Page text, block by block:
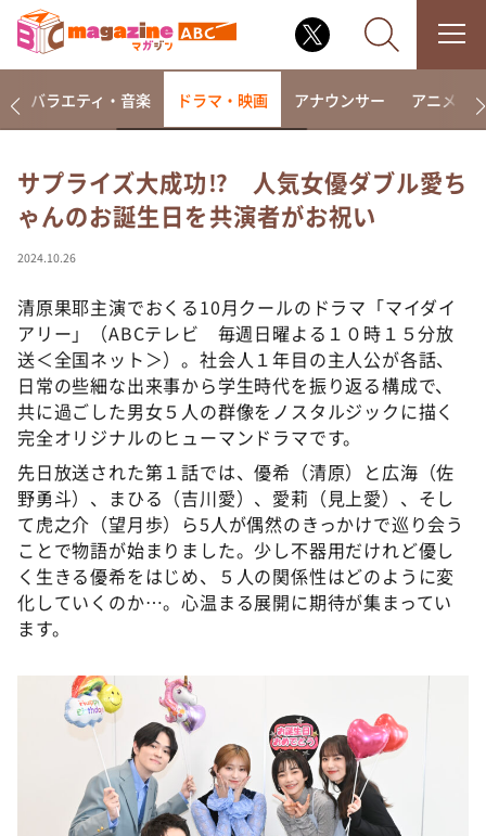
なるみ・岡村の過ぎるTV
相席食堂
～人生密着トークバラエティ！～ やすとものいたっ
て真剣です
探偵！ナイトスクープ
news おかえり
河合＆A.B.C-Z塚田×福井アナ「なんでやねん！？」
DAIGOも台所 ～きょうの献立 何にする？～
本日はダイアンなり！シーズン２
朝だ！生です旅サラダ
教えて！ニュースライブ 正義のミカタ
新婚さんいらっしゃい！
ポツンと一軒家
ザキ山小屋本館
ぺこぱのまるスポ
アナ回覧板
バラエティ・音楽 ドラマ・映画 アナウンサー アニメ・
サプライズ大成功⁉ 人気女優ダブル愛ち
ゃんのお誕生日を共演者がお祝い
2024.10.26
清原果耶主演でおくる10月クールのドラマ「マイダイ
アリー」（ABCテレビ 毎週日曜よる１０時１５分放
送＜全国ネット＞）。社会人１年目の主人公が各話、
日常の些細な出来事から学生時代を振り返る構成で、
共に過ごした男女５人の群像をノスタルジックに描く
完全オリジナルのヒューマンドラマです。
先日放送された第１話では、優希（清原）と広海（佐
野勇斗）、まひる（吉川愛）、愛莉（見上愛）、そし
て虎之介（望月歩）ら5人が偶然のきっかけで巡り会う
ことで物語が始まりました。少し不器用だけれど優し
く生きる優希をはじめ、５人の関係性はどのように変
化していくのか…。心温まる展開に期待が集まってい
ます。